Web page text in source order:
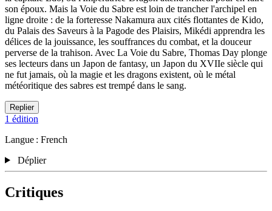
son époux. Mais la Voie du Sabre est loin de trancher l'archipel en
ligne droite : de la forteresse Nakamura aux cités flottantes de Kido,
du Palais des Saveurs à la Pagode des Plaisirs, Mikédi apprendra les
délices de la jouissance, les souffrances du combat, et la douceur
perverse de la trahison. Avec La Voie du Sabre, Thomas Day plonge
ses lecteurs dans un Japon de fantasy, un Japon du XVIIe siècle qui
ne fut jamais, où la magie et les dragons existent, où le métal
météoritique des sabres est trempé dans le sang.
Replier
1 édition
Langue : French
Déplier
Critiques